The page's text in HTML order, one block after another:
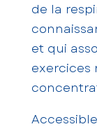
de la
et qui
exercices